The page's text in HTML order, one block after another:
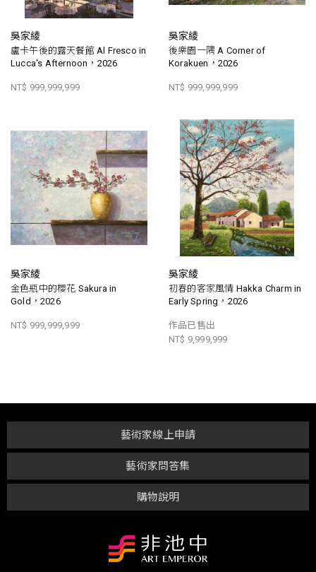
吳家綾
盧卡午後的露天餐館 Al Fresco in
Lucca's Afternoon，2026
NT$ 999,999,999
吳家綾
後樂園一隅 A Corner of
Korakuen，2026
NT$ 999,999,999
吳家綾
金色瓶中的櫻花 Sakura in
Gold，2026
NT$ 999,999,999
吳家綾
初春的客家風情 Hakka Charm in
Early Spring，2026
作品已售出
NT$ 9,999,999
購物說明
藝術家問答集
藝術家線上申請